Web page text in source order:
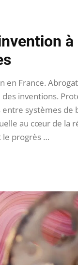
à
en France.
inventions.
systèmes de
au cœur de la
le progrès …